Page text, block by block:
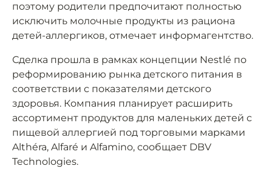
поэтому родители предпочитают полностью
исключить молочные продукты из рациона
детей-аллергиков, отмечает информагентство.
Сделка прошла в рамках концепции Nestlé по
реформированию рынка детского питания в
соответствии с показателями детского
здоровья. Компания планирует расширить
ассортимент продуктов для маленьких детей с
пищевой аллергией под торговыми марками
Althéra, Alfaré и Alfamino, сообщает DBV
Technologies.